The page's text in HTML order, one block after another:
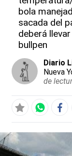
bola
sacada del
deberá
bullpen
Diario
Nueva
de